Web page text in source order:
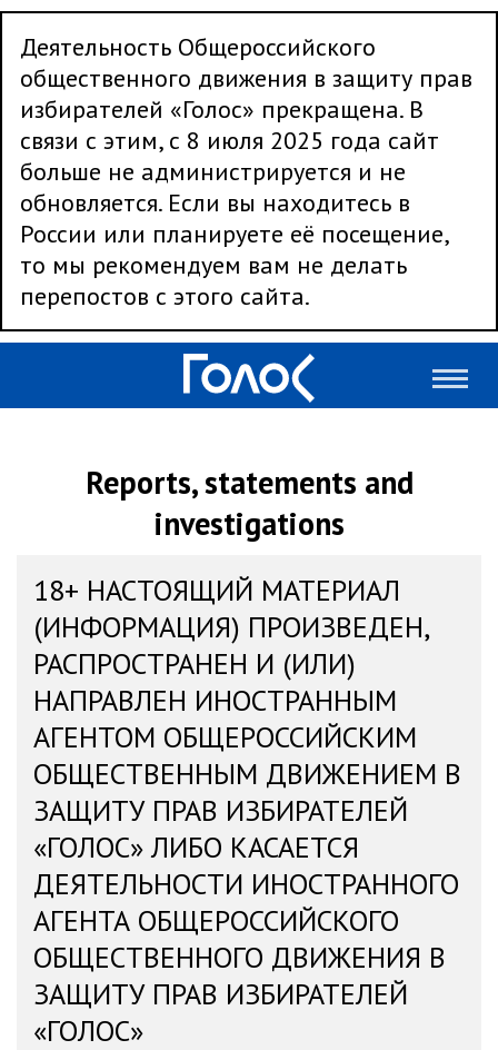
Деятельность Общероссийского
общественного движения в защиту прав
избирателей «Голос» прекращена. В
связи с этим, с 8 июля 2025 года сайт
больше не администрируется и не
обновляется. Если вы находитесь в
России или планируете её посещение,
то мы рекомендуем вам не делать
перепостов с этого сайта.
Reports, statements and
investigations
18+ НАСТОЯЩИЙ МАТЕРИАЛ
(ИНФОРМАЦИЯ) ПРОИЗВЕДЕН,
РАСПРОСТРАНЕН И (ИЛИ)
НАПРАВЛЕН ИНОСТРАННЫМ
АГЕНТОМ ОБЩЕРОССИЙСКИМ
ОБЩЕСТВЕННЫМ ДВИЖЕНИЕМ В
ЗАЩИТУ ПРАВ ИЗБИРАТЕЛЕЙ
«ГОЛОС» ЛИБО КАСАЕТСЯ
ДЕЯТЕЛЬНОСТИ ИНОСТРАННОГО
АГЕНТА ОБЩЕРОССИЙСКОГО
ОБЩЕСТВЕННОГО ДВИЖЕНИЯ В
ЗАЩИТУ ПРАВ ИЗБИРАТЕЛЕЙ
«ГОЛОС»